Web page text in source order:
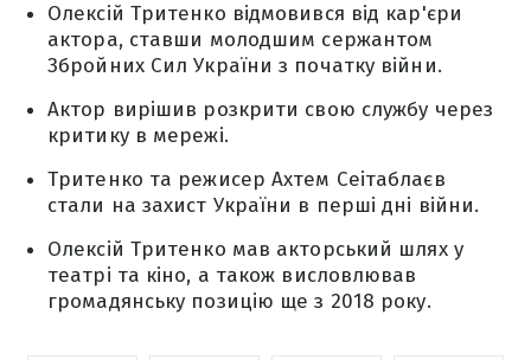
Олексій Тритенко відмовився від кар'єри
актора, ставши молодшим сержантом
Збройних Сил України з початку війни.
Актор вирішив розкрити свою службу через
критику в мережі.
Тритенко та режисер Ахтем Сеітаблаєв
стали на захист України в перші дні війни.
Олексій Тритенко мав акторський шлях у
театрі та кіно, а також висловлював
громадянську позицію ще з 2018 року.